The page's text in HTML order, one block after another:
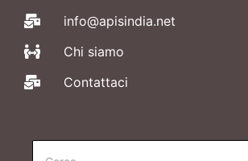
info@apisindia.net
Chi siamo
Contattaci